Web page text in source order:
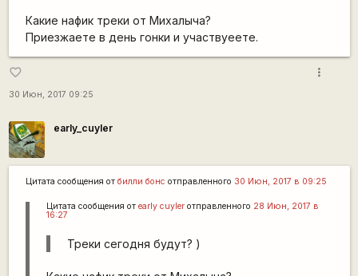
Какие нафик треки от Михалыча?
Приезжаете в день гонки и участвуеете.
favorite_border
30 Июн, 2017 09:25
more_vert
early_cuyler
Цитата сообщения от билли бонс отправленного 30 Июн, 2017 в 09:25
Цитата сообщения от early cuylerотправленного 28 Июн, 2017 в
16:27
Треки сегодня будут? )